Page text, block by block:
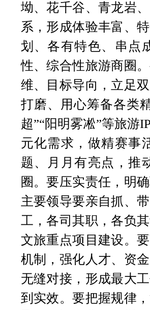
坳、花千谷、青龙岩
系，形成体验丰富、
划、各有特色、串点
性、综合性旅游商圈
维、目标导向，立足
打磨、用心筹备各类
超”“阳明雾凇”等旅游
元化需求，做精赛事
题、月月有亮点，推
圈。要压实责任，明
主要领导要亲自抓、
工，各司其职，各负
文旅重点项目建设。
机制，强化人才、资
无缝对接，形成最大
到实效。要把握规律